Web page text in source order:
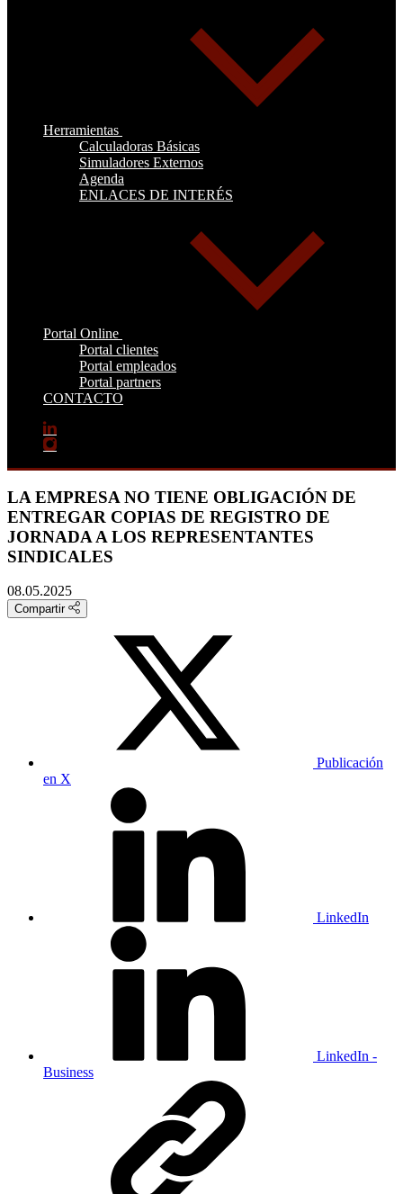
Herramientas
Calculadoras Básicas
Simuladores Externos
Agenda
ENLACES DE INTERÉS
Portal Online
Portal clientes
Portal empleados
Portal partners
CONTACTO
LA EMPRESA NO TIENE OBLIGACIÓN DE
ENTREGAR COPIAS DE REGISTRO DE
JORNADA A LOS REPRESENTANTES
SINDICALES
08.05.2025
Compartir
Publicación
en X
LinkedIn
LinkedIn -
Business